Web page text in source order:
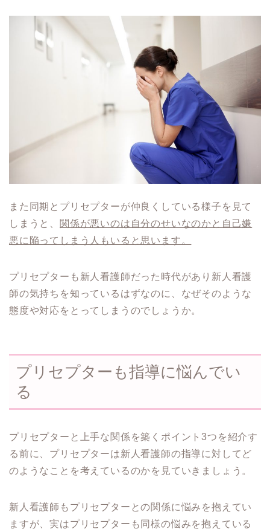
また同期とプリセプターが仲良くしている様子を見て
しまうと、 関係が悪いのは自分のせいなのかと自己嫌
悪に陥ってしまう人もいると思います。
プリセプターも新人看護師だった時代があり新人看護
師の気持ちを知っているはずなのに、なぜそのような
態度や対応をとってしまうのでしょうか。
プリセプターも指導に悩んでい
る
プリセプターと上手な関係を築くポイント3つを紹介す
る前に、プリセプターは新人看護師の指導に対してど
のようなことを考えているのかを見ていきましょう。
新人看護師もプリセプターとの関係に悩みを抱えてい
ますが、実はプリセプターも同様の悩みを抱えている